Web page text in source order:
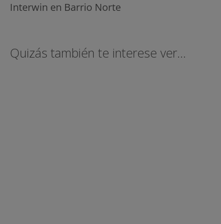
Interwin en Barrio Norte
Quizás también te interese ver...